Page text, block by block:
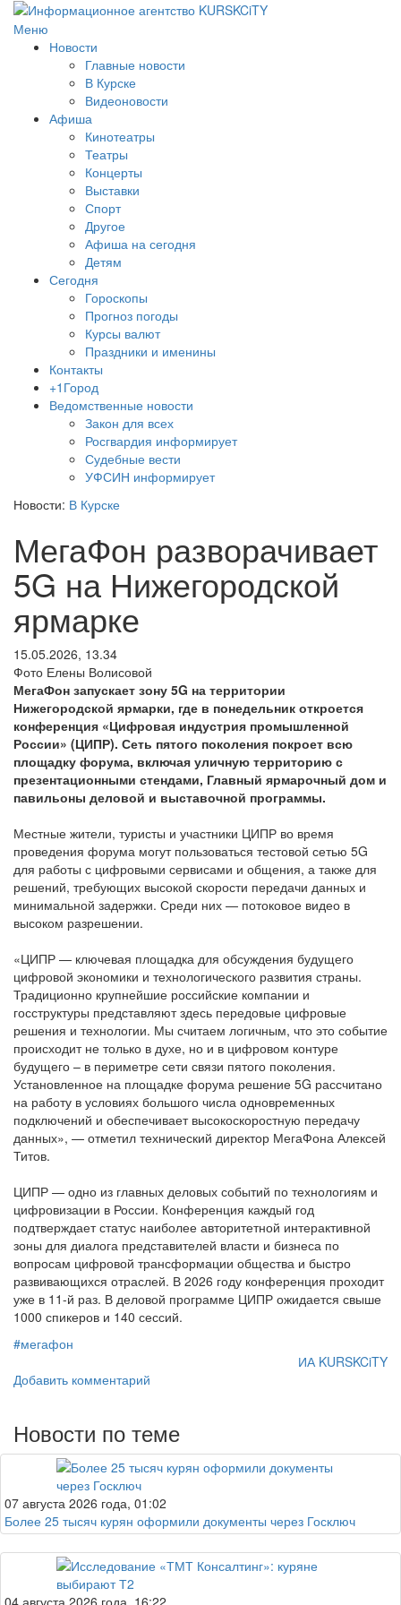
Меню
Новости
Главные новости
В Курске
Видеоновости
Афиша
Кинотеатры
Театры
Концерты
Выставки
Спорт
Другое
Афиша на сегодня
Детям
Сегодня
Гороскопы
Прогноз погоды
Курсы валют
Праздники и именины
Контакты
+1Город
Ведомственные новости
Закон для всех
Росгвардия информирует
Судебные вести
УФСИН информирует
Новости: В Курске
МегаФон разворачивает
5G на Нижегородской
ярмарке
15.05.2026, 13.34
Фото Елены Волисовой
МегаФон запускает зону 5G на территории
Нижегородской ярмарки, где в понедельник откроется
конференция «Цифровая индустрия промышленной
России» (ЦИПР). Сеть пятого поколения покроет всю
площадку форума, включая уличную территорию с
презентационными стендами, Главный ярмарочный дом и
павильоны деловой и выставочной программы.
Местные жители, туристы и участники ЦИПР во время
проведения форума могут пользоваться тестовой сетью 5G
для работы с цифровыми сервисами и общения, а также для
решений, требующих высокой скорости передачи данных и
минимальной задержки. Среди них — потоковое видео в
высоком разрешении.
«ЦИПР — ключевая площадка для обсуждения будущего
цифровой экономики и технологического развития страны.
Традиционно крупнейшие российские компании и
госструктуры представляют здесь передовые цифровые
решения и технологии. Мы считаем логичным, что это событие
происходит не только в духе, но и в цифровом контуре
будущего – в периметре сети связи пятого поколения.
Установленное на площадке форума решение 5G рассчитано
на работу в условиях большого числа одновременных
подключений и обеспечивает высокоскоростную передачу
данных», — отметил технический директор МегаФона Алексей
Титов.
ЦИПР — одно из главных деловых событий по технологиям и
цифровизации в России. Конференция каждый год
подтверждает статус наиболее авторитетной интерактивной
зоны для диалога представителей власти и бизнеса по
вопросам цифровой трансформации общества и быстро
развивающихся отраслей. В 2026 году конференция проходит
уже в 11-й раз. В деловой программе ЦИПР ожидается свыше
1000 спикеров и 140 сессий.
#мегафон
ИА KURSKCiTY
Добавить комментарий
Новости по теме
07 августа 2026 года, 01:02
Более 25 тысяч курян оформили документы через Госключ
04 августа 2026 года, 16:22